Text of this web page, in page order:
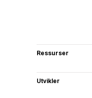
Ressurser
Utvikler